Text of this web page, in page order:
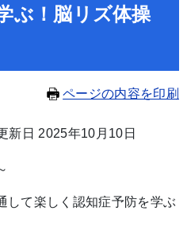
ぶ！脳リズ体操
ページの内容を印刷
新日 2025年10月10日
して楽しく認知症予防を学ぶ